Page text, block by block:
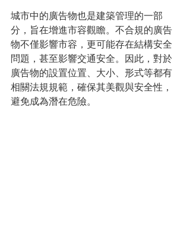
城市中的廣告物也是建築管理的一部
分，旨在增進市容觀瞻。不合規的廣告
物不僅影響市容，更可能存在結構安全
問題，甚至影響交通安全。因此，對於
廣告物的設置位置、大小、形式等都有
相關法規規範，確保其美觀與安全性，
避免成為潛在危險。